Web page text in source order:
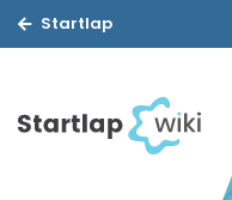
Startlap